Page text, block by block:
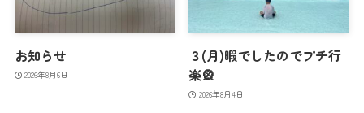
お知らせ
2026年8月6日
３(月)暇でしたのでプチ行
楽🎡
2026年8月4日